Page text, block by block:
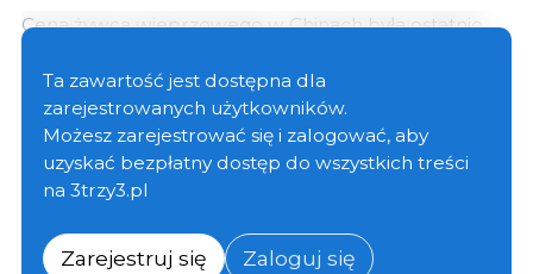
Cena żywca wieprzowego w Chinach była ostatnio
przeprowadzonym przez Krajową Komisję Rozwoju i
Reform, średni krajowy stosunek cen trzody
chlewnej do zbóż utrzymuje się na poziomie od 5:1 do
6:1 przez ponad trzy kolejne tygodnie, co jest
nadmiernym poziomem określonym w "Planie
rezerw wieprzowiny w celu zagwarantowania
Ta zawartość jest dostępna dla
zarejestrowanych użytkowników.
Możesz zarejestrować się i zalogować, aby
uzyskać bezpłatny dostęp do wszystkich treści
na 3trzy3.pl
Zarejestruj się Zaloguj się